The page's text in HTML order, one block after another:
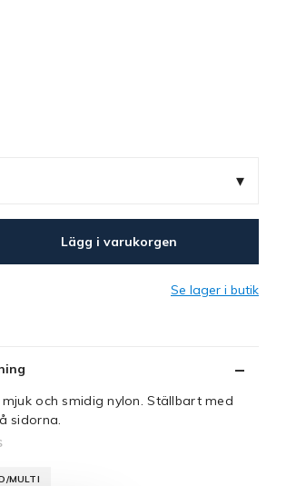
▾
Lägg i varukorgen
Se lager i butik
och smidig nylon. Ställbart med
sidorna.
MULTI